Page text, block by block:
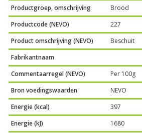
Productgroep, omschrijving
Brood
Productcode (NEVO)
227
Product omschrijving (NEVO)
Beschuit
Fabrikantnaam
Commentaarregel (NEVO)
Per 100g
Bron voedingswaarden
NEVO
Energie (kcal)
397
Energie (kJ)
1680